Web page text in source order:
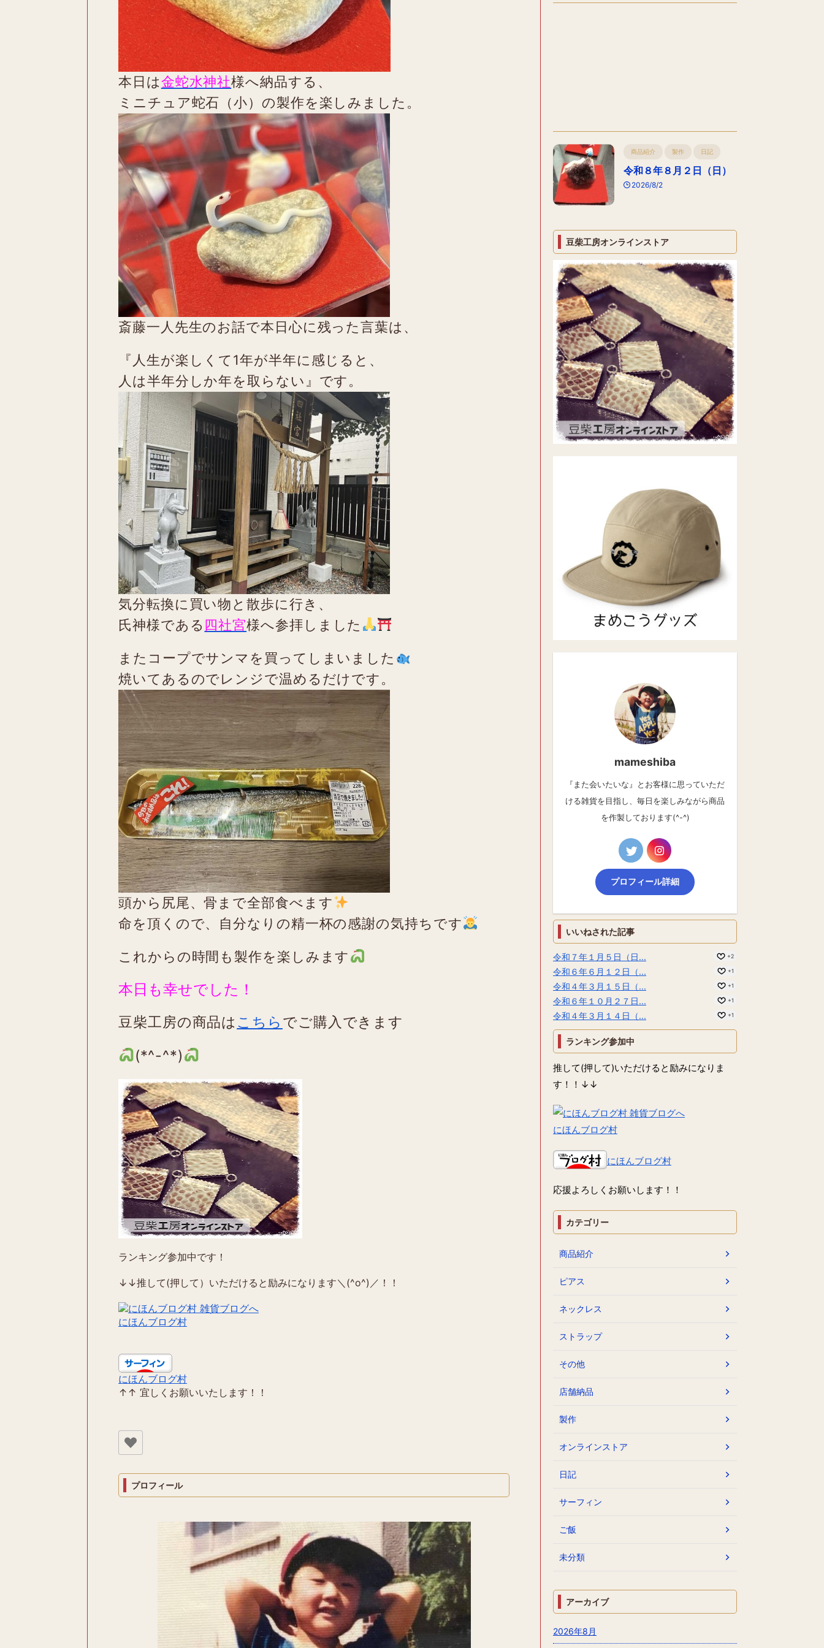
本日は金蛇水神社様へ納品する、
ミニチュア蛇石（小）の製作を楽しみました。
斎藤一人先生のお話で本日心に残った言葉は、
『人生が楽しくて1年が半年に感じると、
人は半年分しか年を取らない』です。
気分転換に買い物と散歩に行き、
氏神様である 四社宮様へ参拝しました
またコープでサンマを買ってしまいました
焼いてあるのでレンジで温めるだけです。
頭から尻尾、骨まで全部食べます
命を頂くので、自分なりの精一杯の感謝の気持ちです
これからの時間も製作を楽しみます
本日も幸せでした！
豆柴工房の商品は こちら でご購入できます
(*^-^*)
ランキング参加中です！
↓↓推して(押して）いただけると励みになります＼(^o^)／！！
にほんブログ村
にほんブログ村
↑↑ 宜しくお願いいたします！！
プロフィール
商品紹介 製作 日記
令和８年８月２日（日）
2026/8/2
豆柴工房オンラインストア
mameshiba
『また会いたいな』とお客様に思っていただ
ける雑貨を目指し、毎日を楽しみながら商品
を作製しております(^-^)
プロフィール詳細
いいねされた記事
令和７年１月５日（日... +2
令和６年６月１２日（... +1
令和４年３月１５日（... +1
令和６年１０月２７日... +1
令和４年３月１４日（... +1
ランキング参加中
推して(押して)いただけると励みになりま
す！！↓↓
にほんブログ村
にほんブログ村
応援よろしくお願いします！！
カテゴリー
商品紹介
ピアス
ネックレス
ストラップ
その他
店舗納品
製作
オンラインストア
日記
サーフィン
ご飯
未分類
アーカイブ
2026年8月